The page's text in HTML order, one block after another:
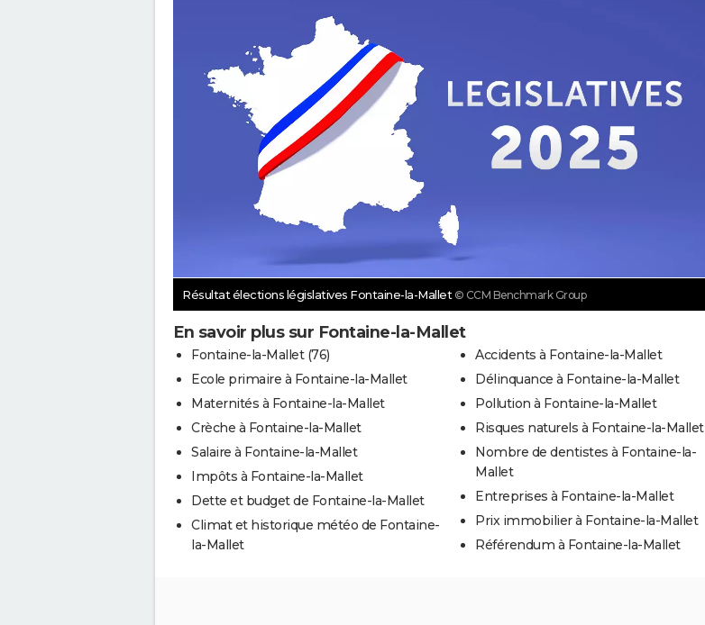
Résultat élections législatives Fontaine-la-Mallet © CCM Benchmark Group
En savoir plus sur Fontaine-la-Mallet
Fontaine-la-Mallet (76)
Ecole primaire à Fontaine-la-Mallet
Maternités à Fontaine-la-Mallet
Crèche à Fontaine-la-Mallet
Salaire à Fontaine-la-Mallet
Impôts à Fontaine-la-Mallet
Dette et budget de Fontaine-la-Mallet
Climat et historique météo de Fontaine-
la-Mallet
Accidents à Fontaine-la-Mallet
Délinquance à Fontaine-la-Mallet
Pollution à Fontaine-la-Mallet
Risques naturels à Fontaine-la-Mallet
Nombre de dentistes à Fontaine-la-
Mallet
Entreprises à Fontaine-la-Mallet
Prix immobilier à Fontaine-la-Mallet
Référendum à Fontaine-la-Mallet